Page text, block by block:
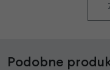
Podobne